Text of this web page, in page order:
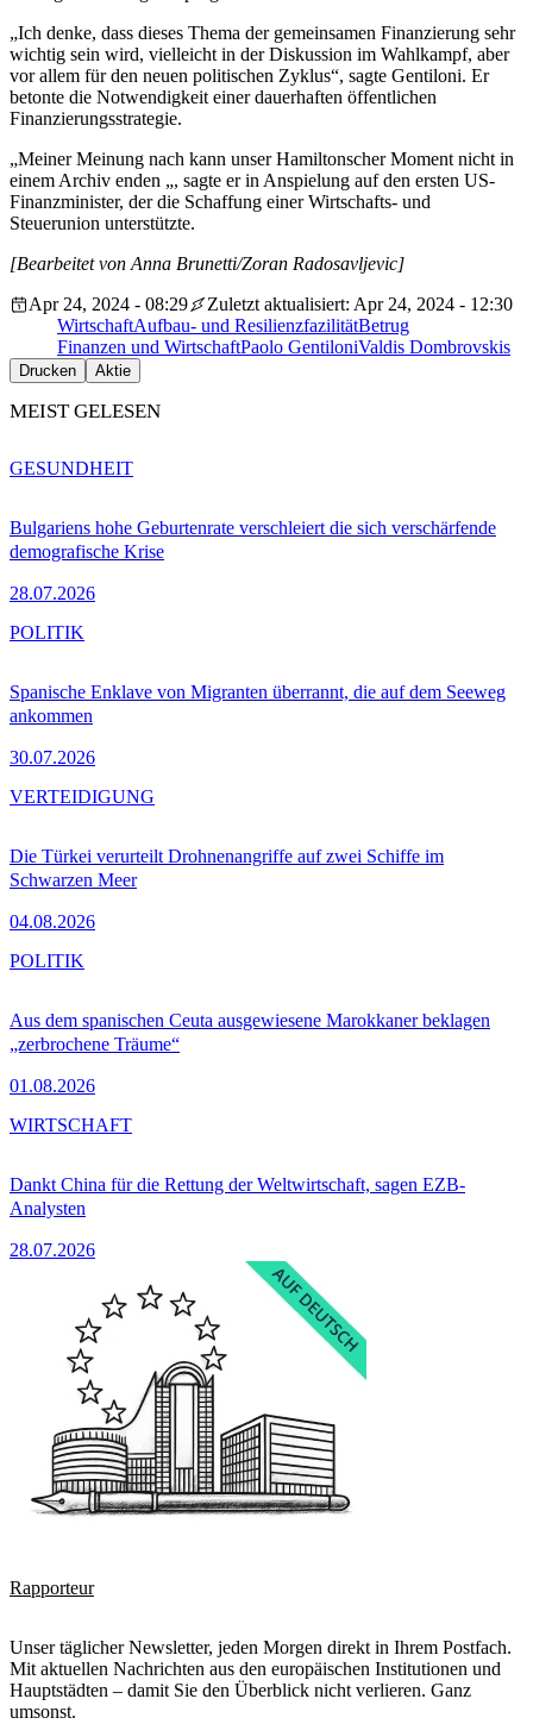
„Ich denke, dass dieses Thema der gemeinsamen Finanzierung sehr
wichtig sein wird, vielleicht in der Diskussion im Wahlkampf, aber
vor allem für den neuen politischen Zyklus“, sagte Gentiloni. Er
betonte die Notwendigkeit einer dauerhaften öffentlichen
Finanzierungsstrategie.
„Meiner Meinung nach kann unser Hamiltonscher Moment nicht in
einem Archiv enden „, sagte er in Anspielung auf den ersten US-
Finanzminister, der die Schaffung einer Wirtschafts- und
Steuerunion unterstützte.
[Bearbeitet von Anna Brunetti/Zoran Radosavljevic]
Apr 24, 2024 - 08:29
Zuletzt aktualisiert: Apr 24, 2024 - 12:30
WirtschaftAufbau- und ResilienzfazilitätBetrug
Finanzen und WirtschaftPaolo GentiloniValdis Dombrovskis
Drucken Aktie
MEIST GELESEN
Bulgariens hohe Geburtenrate verschleiert die sich verschärfende
demografische Krise
28.07.2026
GESUNDHEIT
Spanische Enklave von Migranten überrannt, die auf dem Seeweg
ankommen
30.07.2026
POLITIK
Die Türkei verurteilt Drohnenangriffe auf zwei Schiffe im
Schwarzen Meer
04.08.2026
VERTEIDIGUNG
Aus dem spanischen Ceuta ausgewiesene Marokkaner beklagen
„zerbrochene Träume“
01.08.2026
POLITIK
Dankt China für die Rettung der Weltwirtschaft, sagen EZB-
Analysten
28.07.2026
WIRTSCHAFT
Rapporteur
Unser täglicher Newsletter, jeden Morgen direkt in Ihrem Postfach.
Mit aktuellen Nachrichten aus den europäischen Institutionen und
Hauptstädten – damit Sie den Überblick nicht verlieren. Ganz
umsonst.